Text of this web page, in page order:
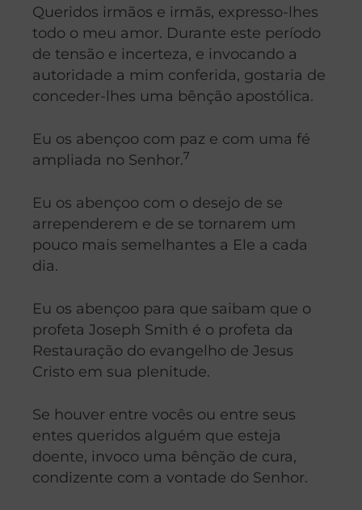
Queridos irmãos e irmãs, expresso-lhes
todo o meu amor. Durante este período
de tensão e incerteza, e invocando a
autoridade a mim conferida, gostaria de
conceder-lhes uma bênção apostólica.
Eu os abençoo com paz e com uma fé
ampliada no Senhor.7
Eu os abençoo com o desejo de se
arrependerem e de se tornarem um
pouco mais semelhantes a Ele a cada
dia.
Eu os abençoo para que saibam que o
profeta Joseph Smith é o profeta da
Restauração do evangelho de Jesus
Cristo em sua plenitude.
Se houver entre vocês ou entre seus
entes queridos alguém que esteja
doente, invoco uma bênção de cura,
condizente com a vontade do Senhor.